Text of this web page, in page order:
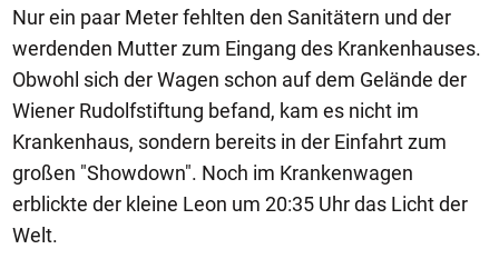
Nur ein paar Meter fehlten den Sanitätern und der
werdenden Mutter zum Eingang des Krankenhauses.
Obwohl sich der Wagen schon auf dem Gelände der
Wiener Rudolfstiftung befand, kam es nicht im
Krankenhaus, sondern bereits in der Einfahrt zum
großen "Showdown". Noch im Krankenwagen
erblickte der kleine Leon um 20:35 Uhr das Licht der
Welt.